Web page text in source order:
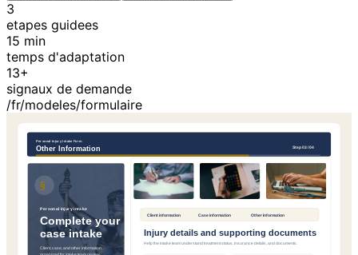
3
etapes guidees
15 min
temps d'adaptation
13+
signaux de demande
/fr/modeles/formulaire